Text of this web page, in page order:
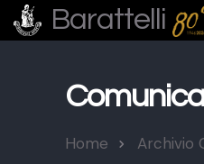
Barattelli
Home Archivio